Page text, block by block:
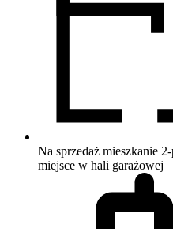
Na sprzedaż mieszkanie
miejsce w hali garażowej